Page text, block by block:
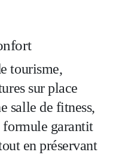
tourisme,
sur place
salle de fitness,
formule garantit
en préservant